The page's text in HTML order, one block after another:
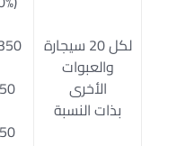
لكل 20 سيجارة
والعبوات
الأخرى
بذات النسبة
350 قرشًا للعبوة التى لا يزيد سعر
550 قرشًا للعبوة
650 قرشًا للعبوة